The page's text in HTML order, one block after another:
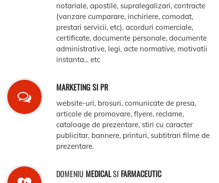
notariale, apostile, supralegalizari, contracte
(vanzare cumparare, inchiriere, comodat,
prestari servicii, etc), acorduri comerciale,
certificate, documente personale, documente
administrative, legi, acte normative, motivatii
instanta... etc
MARKETING SI PR
website-uri, brosuri, comunicate de presa,
articole de promovare, flyere, reclame,
cataloage de prezentare, stiri cu caracter
publicitar, bannere, printuri, subtitrari filme de
prezentare.
DOMENIU MEDICALSI FARMACEUTIC